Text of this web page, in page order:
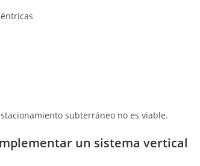
subterráneo no es viable.
un sistema vertical